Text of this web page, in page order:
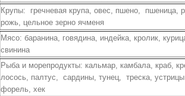
Крупы: гречневая крупа, овес, пшено, пшеница,
рожь, цельное зерно ячменя
Мясо: баранина, говядина, индейка, кролик,
свинина
Рыба и морепродукты: кальмар, камбала, краб,
лосось, палтус, сардины, тунец, треска,
форель, хек